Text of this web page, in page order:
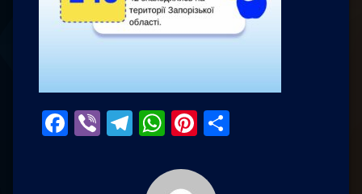
Facebook
ViberTelegram
WhatsApp
Pinterest